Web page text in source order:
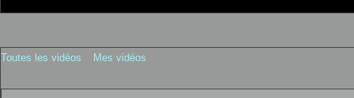
Toutes les vidéos Mes vidéos